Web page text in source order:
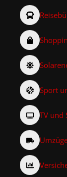
Sport
TV und